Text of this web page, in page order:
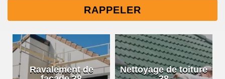
Ravalement de
Nettoyage de toiture